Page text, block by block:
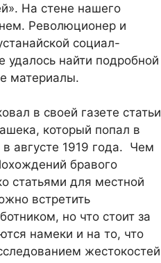
На стене нашего
Революционер и
социал-
найти подробной
материалы.
в своей газете статьи
который попал в
августе 1919 года. Чем
бравого
статьями для местной
встретить
но что стоит за
намеки и на то, что
жестокостей